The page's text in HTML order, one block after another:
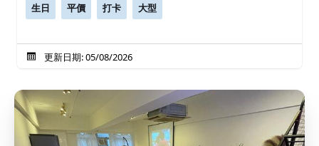
生日 平價 打卡 大型
更新日期: 05/08/2026